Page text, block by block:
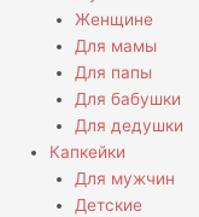
Женщине
Для мамы
Для папы
Для бабушки
Для дедушки
Капкейки
Для мужчин
Детские